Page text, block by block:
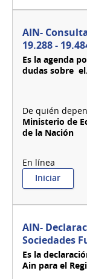
AIN-
19.288 -
Es la agenda
dudas sobre
Ministerio de
de la Nación
Iniciar:
AIN-
Leyes:
18.930
-
19.288
-
AIN-
Sociedades
Es la
Ain para el